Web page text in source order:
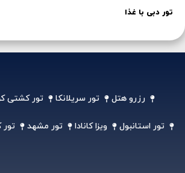
تور دبی با غذا
رزرو هتل تور سریلانکا تور کشتی
تور استانبول ویزا کانادا تور مشهد